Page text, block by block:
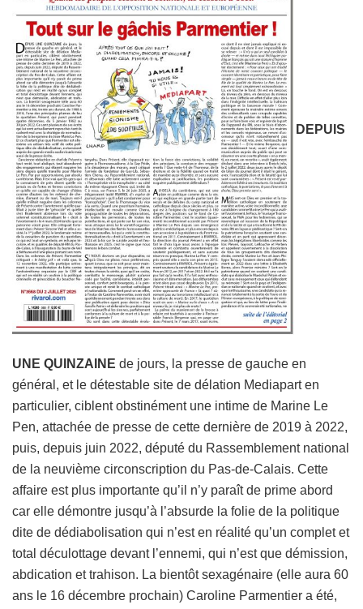
DEPUIS
UNE QUINZAINE de jours, la presse de gauche en
général, et le détestable site de délation Mediapart en
particulier, ciblent obstinément une intime de Marine Le
Pen, attachée de presse de cette dernière de 2019 à 2022,
puis, depuis juin 2022, député du Rassemblement national
de la neuvième circonscription du Pas-de-Calais. Cette
affaire est plus importante qu’il n’y paraît de prime abord
car elle démontre jusqu’à l’absurde la folie de la politique
dite de dédiabolisation qui n’est en réalité qu’un complet et
total déculottage devant l’ennemi, qui n’est que démission,
abdication et trahison. La bientôt sexagénaire (elle aura 60
ans le 16 décembre prochain) Caroline Parmentier a été,